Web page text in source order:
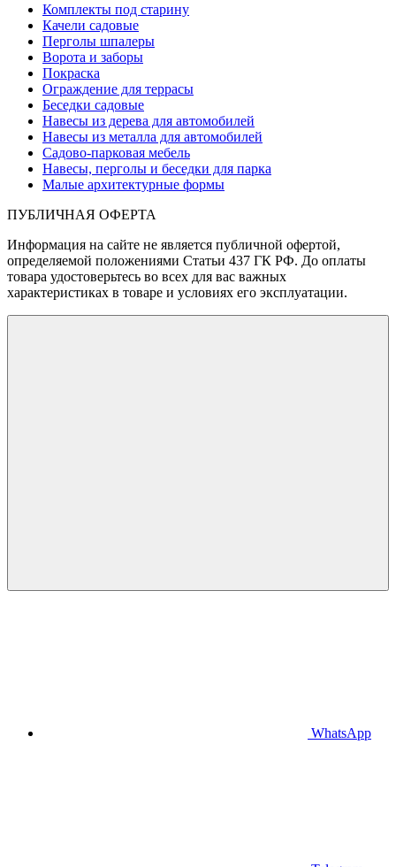
Комплекты под старину
Качели садовые
Перголы шпалеры
Ворота и заборы
Покраска
Ограждение для террасы
Беседки садовые
Навесы из дерева для автомобилей
Навесы из металла для автомобилей
Садово-парковая мебель
Навесы, перголы и беседки для парка
Малые архитектурные формы
ПУБЛИЧНАЯ ОФЕРТА
Информация на сайте не является публичной офертой,
определяемой положениями Статьи 437 ГК РФ. До оплаты
товара удостоверьтесь во всех для вас важных
характеристиках в товаре и условиях его эксплуатации.
WhatsApp